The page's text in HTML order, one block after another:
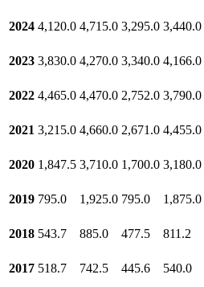
2024 4,120.0 4,715.0 3,295.0 3,440.0
2023 3,830.0 4,270.0 3,340.0 4,166.0
2022 4,465.0 4,470.0 2,752.0 3,790.0
2021 3,215.0 4,660.0 2,671.0 4,455.0
2020 1,847.5 3,710.0 1,700.0 3,180.0
2019 795.0 1,925.0 795.0 1,875.0
2018 543.7 885.0 477.5 811.2
2017 518.7 742.5 445.6 540.0